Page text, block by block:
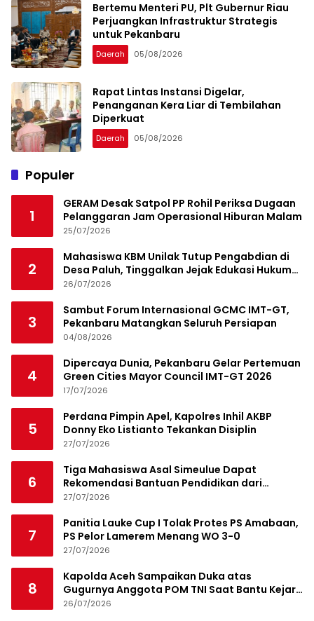
Bertemu Menteri PU, Plt Gubernur Riau
Perjuangkan Infrastruktur Strategis
untuk Pekanbaru
Daerah 05/08/2026
Rapat Lintas Instansi Digelar,
Penanganan Kera Liar di Tembilahan
Diperkuat
Daerah 05/08/2026
Populer
1
GERAM Desak Satpol PP Rohil Periksa Dugaan
Pelanggaran Jam Operasional Hiburan Malam
25/07/2026
2
Mahasiswa KBM Unilak Tutup Pengabdian di
Desa Paluh, Tinggalkan Jejak Edukasi Hukum
dan Aksi Sosial
26/07/2026
3
Sambut Forum Internasional GCMC IMT-GT,
Pekanbaru Matangkan Seluruh Persiapan
04/08/2026
4
Dipercaya Dunia, Pekanbaru Gelar Pertemuan
Green Cities Mayor Council IMT-GT 2026
17/07/2026
5
Perdana Pimpin Apel, Kapolres Inhil AKBP
Donny Eko Listianto Tekankan Disiplin
27/07/2026
6
Tiga Mahasiswa Asal Simeulue Dapat
Rekomendasi Bantuan Pendidikan dari
Jamaluddin Idham
27/07/2026
7
Panitia Lauke Cup I Tolak Protes PS Amabaan,
PS Pelor Lamerem Menang WO 3-0
27/07/2026
8
Kapolda Aceh Sampaikan Duka atas
Gugurnya Anggota POM TNI Saat Bantu Kejar
Bandar Narkoba
26/07/2026